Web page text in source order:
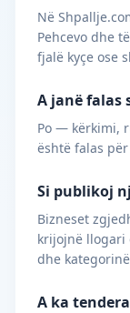
Në
Pehcevo dhe
fjalë kyçe ose
A janë falas
Po — kërkimi,
është falas
Si publikoj
Bizneset
krijojnë llogari
dhe
A ka